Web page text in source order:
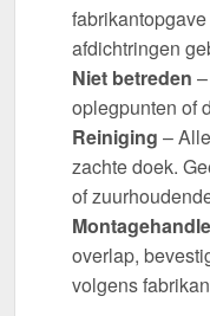
afdichtringen
Niet betreden
oplegpunten of
Reiniging –
zachte doek.
of
overlap,
volgens